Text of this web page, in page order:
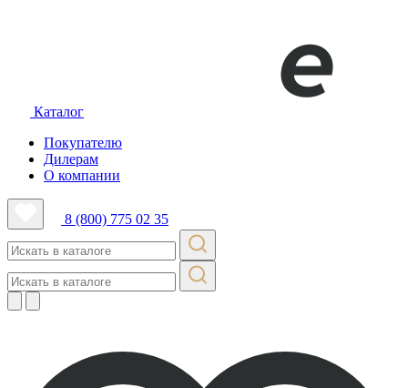
Каталог
Покупателю
Дилерам
О компании
8 (800) 775 02 35